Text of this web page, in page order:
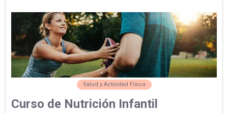
Salud y Actividad Física
Curso de Nutrición Infantil